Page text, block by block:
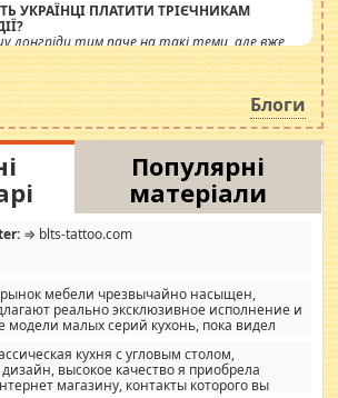
УКРАЇНЦІ ПЛАТИТИ ТРІЄЧНИКАМ
лонгріди тим паче на такі теми, але вже
Обурюють сьогоднішні інсенуації
питання. Штучно
ще одна соціальна катастрофа.
Блоги
Популярні
матеріали
⇒ blts-tattoo.com
мебели чрезвычайно насыщен,
реально эксклюзивное исполнение и
модели малых серий кухонь, пока видел
в MebelOk, креативненько и что главное -
без ненужных наворотов удорожающих
фактор.
кухня с угловым столом,
высокое качество я приобрела
магазину, контакты которого вы